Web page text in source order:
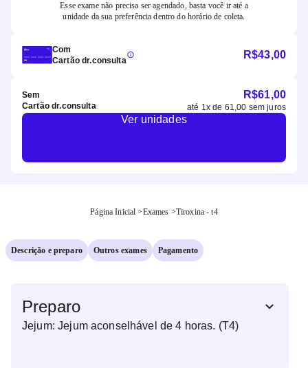
Esse exame não precisa ser agendado, basta você ir até a
unidade da sua preferência dentro do horário de coleta.
Com
Cartão dr.consulta
R$43,00
Sem
Cartão dr.consulta
R$61,00
até 1x de 61,00 sem juros
Ver unidades
Página Inicial >Exames >Tiroxina - t4
Descrição e preparo Outros exames Pagamento
Preparo
Jejum: Jejum aconselhável de 4 horas. (T4)